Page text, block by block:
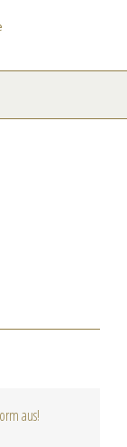
aus!